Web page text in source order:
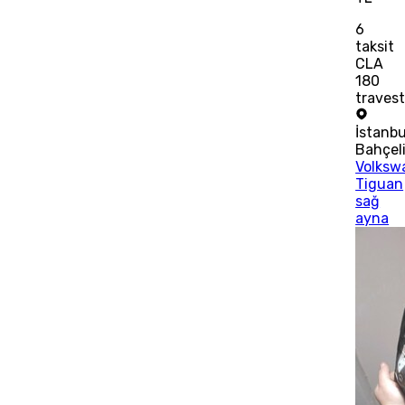
6
taksit
CLA
180
travest
Tiguan
sağ
ayna